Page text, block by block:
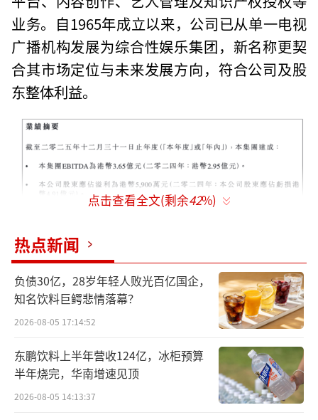
业务。自1965年成立以来，公司已从单一电视
广播机构发展为综合性娱乐集团，新名称更契
合其市场定位与未来发展方向，符合公司及股
东整体利益。
同日发布的2025年度业绩公告显示，报告
期内TVB实现收入31.92亿港元，同比下降
点击查看全文(剩余42%)
热点新闻
负债30亿，28岁年轻人败光百亿国企，
知名饮料巨鳄悲情落幕？
2026-08-05 17:14:52
东鹏饮料上半年营收124亿，冰柜预算
半年烧完，华南增速见顶
2026-08-05 14:13:37